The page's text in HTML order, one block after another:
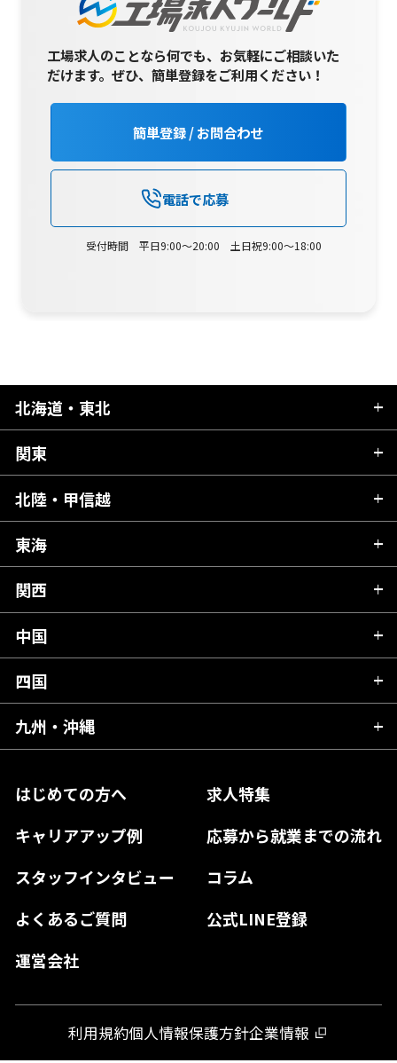
工場求人のことなら何でも、お気軽にご相談いた
だけます。ぜひ、簡単登録をご利用ください！
簡単登録 / お問合わせ
電話で応募
受付時間 平日9:00～20:00 土日祝9:00～18:00
はじめての方へ
求人特集
キャリアアップ例
応募から就業までの流れ
スタッフインタビュー
コラム
よくあるご質問
公式LINE登録
運営会社
北海道・東北
北海道
青森県
秋田県
岩手県
宮城県
福島県
関東
茨城県
栃木県
群馬県
千葉県
東京都
神奈川県
北陸・甲信越
新潟県
富山県
石川県
山梨県
長野県
東海
岐阜県
静岡県
愛知県
関西
滋賀県
京都府
大阪府
奈良県
和歌山県
中国
広島県
岡山県
島根県
山口県
四国
愛媛県
高知県
徳島県
九州・沖縄
熊本県
宮崎県
利用規約個人情報保護方針企業情報